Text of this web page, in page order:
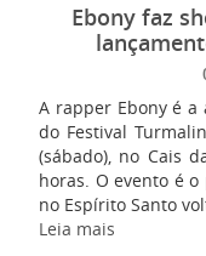
Ebony faz
A rapper Ebony é
do Festival
(sábado), no Cais
horas. O evento é
no Espírito Santo
Leia mais